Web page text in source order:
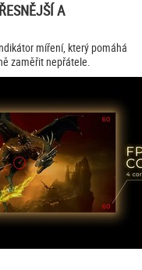
A
míření, který pomáhá
zaměřit nepřátele.